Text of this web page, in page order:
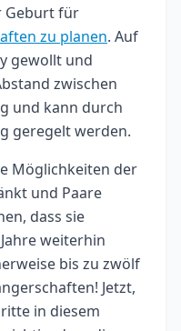
Geburt für
zu planen. Auf
gewollt und
zwischen
und kann durch
geregelt werden.
Möglichkeiten der
und Paare
dass sie
weiterhin
bis zu zwölf
Jetzt,
in diesem